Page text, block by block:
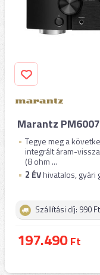
Marantz
Tegye meg a
integrált áram-
(8 ohm ...
2 ÉVhivatalos, gyári
Szállítási díj: 990
197.490Ft